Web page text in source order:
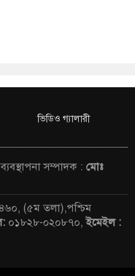
ভিডিও গ্যালারী
ব্যবস্থাপনা সম্পাদক : মোঃ
(৫ম তলা),পশ্চিম
০১৮২৮-০২০৮৭০,ইমেইল :